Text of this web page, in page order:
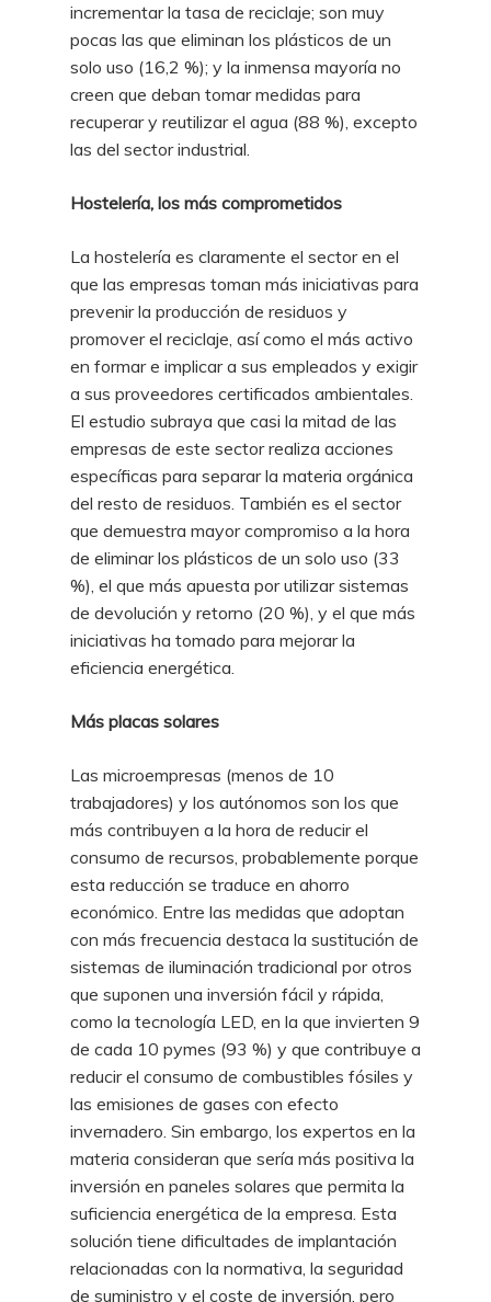
incrementar la tasa de reciclaje; son muy
pocas las que eliminan los plásticos de un
solo uso (16,2 %); y la inmensa mayoría no
creen que deban tomar medidas para
recuperar y reutilizar el agua (88 %), excepto
las del sector industrial.
Hostelería, los más comprometidos
La hostelería es claramente el sector en el
que las empresas toman más iniciativas para
prevenir la producción de residuos y
promover el reciclaje, así como el más activo
en formar e implicar a sus empleados y exigir
a sus proveedores certificados ambientales.
El estudio subraya que casi la mitad de las
empresas de este sector realiza acciones
específicas para separar la materia orgánica
del resto de residuos. También es el sector
que demuestra mayor compromiso a la hora
de eliminar los plásticos de un solo uso (33
%), el que más apuesta por utilizar sistemas
de devolución y retorno (20 %), y el que más
iniciativas ha tomado para mejorar la
eficiencia energética.
Más placas solares
Las microempresas (menos de 10
trabajadores) y los autónomos son los que
más contribuyen a la hora de reducir el
consumo de recursos, probablemente porque
esta reducción se traduce en ahorro
económico. Entre las medidas que adoptan
con más frecuencia destaca la sustitución de
sistemas de iluminación tradicional por otros
que suponen una inversión fácil y rápida,
como la tecnología LED, en la que invierten 9
de cada 10 pymes (93 %) y que contribuye a
reducir el consumo de combustibles fósiles y
las emisiones de gases con efecto
invernadero. Sin embargo, los expertos en la
materia consideran que sería más positiva la
inversión en paneles solares que permita la
suficiencia energética de la empresa. Esta
solución tiene dificultades de implantación
relacionadas con la normativa, la seguridad
de suministro y el coste de inversión, pero